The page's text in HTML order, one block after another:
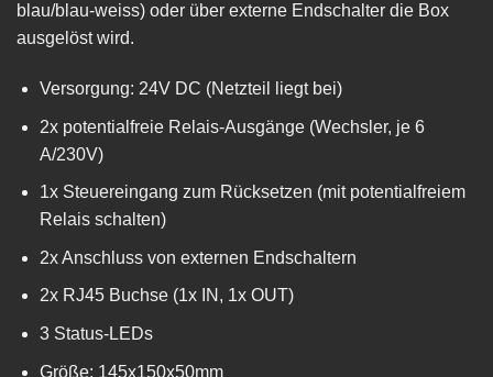
blau/blau-weiss) oder über externe Endschalter die Box
ausgelöst wird.
Versorgung: 24V DC (Netzteil liegt bei)
2x potentialfreie Relais-Ausgänge (Wechsler, je 6
A/230V)
1x Steuereingang zum Rücksetzen (mit potentialfreiem
Relais schalten)
2x Anschluss von externen Endschaltern
2x RJ45 Buchse (1x IN, 1x OUT)
3 Status-LEDs
Größe: 145x150x50mm